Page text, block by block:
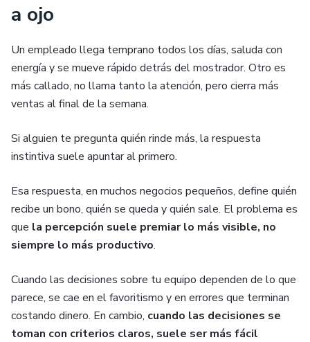
a ojo
Un empleado llega temprano todos los días, saluda con
energía y se mueve rápido detrás del mostrador. Otro es
más callado, no llama tanto la atención, pero cierra más
ventas al final de la semana.
Si alguien te pregunta quién rinde más, la respuesta
instintiva suele apuntar al primero.
Esa respuesta, en muchos negocios pequeños, define quién
recibe un bono, quién se queda y quién sale. El problema es
que la percepción suele premiar lo más visible, no
siempre lo más productivo.
Cuando las decisiones sobre tu equipo dependen de lo que
parece, se cae en el favoritismo y en errores que terminan
costando dinero. En cambio, cuando las decisiones se
toman con criterios claros, suele ser más fácil